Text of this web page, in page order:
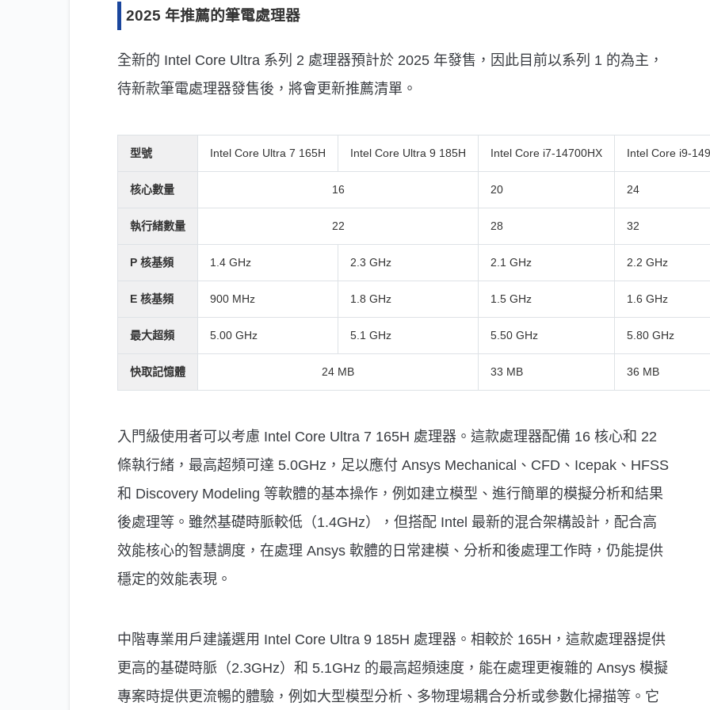
2025 年推薦的筆電處理器
全新的 Intel Core Ultra 系列 2 處理器預計於 2025 年發售，因此目前以系列 1 的為主，
待新款筆電處理器發售後，將會更新推薦清單。
型號 Intel Core Ultra 7 165H Intel Core Ultra 9 185H Intel Core i7-14700HX Intel Core i9-
核心數量 16 20 24
執行緒數量 22 28 32
P 核基頻 1.4 GHz 2.3 GHz 2.1 GHz 2.2 GHz
E 核基頻 900 MHz 1.8 GHz 1.5 GHz 1.6 GHz
最大超頻 5.00 GHz 5.1 GHz 5.50 GHz 5.80 GHz
快取記憶體 24 MB 33 MB 36 MB
入門級使用者可以考慮 Intel Core Ultra 7 165H 處理器。這款處理器配備 16 核心和 22
條執行緒，最高超頻可達 5.0GHz，足以應付 Ansys Mechanical、CFD、Icepak、HFSS
和 Discovery Modeling 等軟體的基本操作，例如建立模型、進行簡單的模擬分析和結果
後處理等。雖然基礎時脈較低（1.4GHz），但搭配 Intel 最新的混合架構設計，配合高
效能核心的智慧調度，在處理 Ansys 軟體的日常建模、分析和後處理工作時，仍能提供
穩定的效能表現。
中階專業用戶建議選用 Intel Core Ultra 9 185H 處理器。相較於 165H，這款處理器提供
更高的基礎時脈（2.3GHz）和 5.1GHz 的最高超頻速度，能在處理更複雜的 Ansys 模擬
專案時提供更流暢的體驗，例如大型模型分析、多物理場耦合分析或參數化掃描等。它